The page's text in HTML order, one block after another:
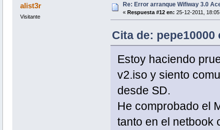
alist3r
Visitante
Re: Error arranque Wifiway 3.0
« Respuesta #12 en: 25-12-2011,
Cita de: pepe10000
Estoy haciendo
v2.iso y siento
desde SD.
He comprobado el
tanto en el netbook